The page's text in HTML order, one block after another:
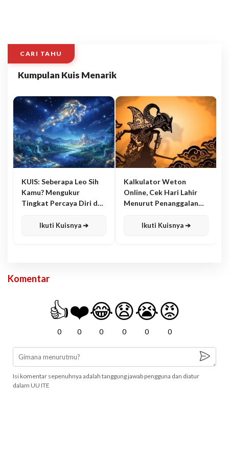
CARI TAHU
Kumpulan Kuis Menarik
KUIS: Seberapa Leo Sih
Kamu? Mengukur
Tingkat Percaya Diri dan
Ikuti Kuisnya ➔
Kalkulator Weton
Online, Cek Hari Lahir
Menurut Penanggalan
Ikuti Kuisnya ➔
Komentar
👍
0
❤️
0
😂
0
😧
0
😭
0
😡
0
Isi komentar sepenuhnya adalah tanggung jawab pengguna dan diatur
dalam UU ITE